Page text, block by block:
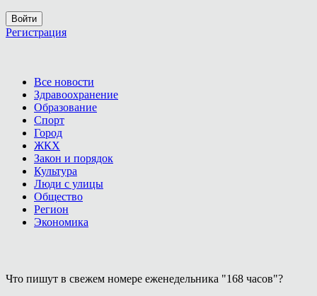
Войти
Регистрация
Все новости
Здравоохранение
Образование
Спорт
Город
ЖКХ
Закон и порядок
Культура
Люди с улицы
Общество
Регион
Экономика
Что пишут в свежем номере еженедельника "168 часов"?